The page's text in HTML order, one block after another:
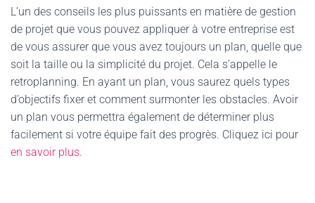
L’un des conseils les plus puissants en matière de gestion
de projet que vous pouvez appliquer à votre entreprise est
de vous assurer que vous avez toujours un plan, quelle que
soit la taille ou la simplicité du projet. Cela s’appelle le
retroplanning. En ayant un plan, vous saurez quels types
d’objectifs fixer et comment surmonter les obstacles. Avoir
un plan vous permettra également de déterminer plus
facilement si votre équipe fait des progrès. Cliquez ici pour
en savoir plus.